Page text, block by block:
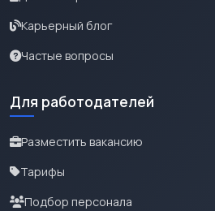
Карьерный блог
Частые вопросы
Для работодателей
Разместить вакансию
Тарифы
Подбор персонала